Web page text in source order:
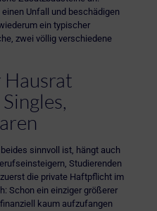
Unfall und beschädigen
ein typischer
zwei völlig verschiedene
sinnvoll ist, hängt auch
Studierenden
die private Haftpflicht im
Schon ein einziger größerer
kaum aufzufangen